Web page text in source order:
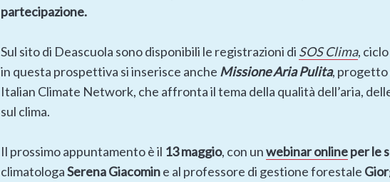
partecipazione.
Sul sito di Deascuola sono disponibili le registrazioni di SOS Clima,
in questa prospettiva si inserisce anche Missione Aria Pulita, progetto
Italian Climate Network, che affronta il tema della qualità dell’aria,
sul clima.
Il prossimo appuntamento è il 13 maggio, con unwebinar onlineper le
climatologaSerena Giacomine al professore di gestione forestale